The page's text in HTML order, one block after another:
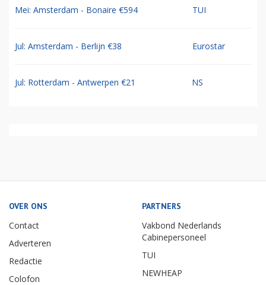
Mei: Amsterdam - Bonaire €594 TUI
Jul: Amsterdam - Berlijn €38 Eurostar
Jul: Rotterdam - Antwerpen €21 NS
OVER ONS
Contact
Adverteren
Redactie
Colofon
PARTNERS
Vakbond Nederlands
Cabinepersoneel
TUI
NEWHEAP